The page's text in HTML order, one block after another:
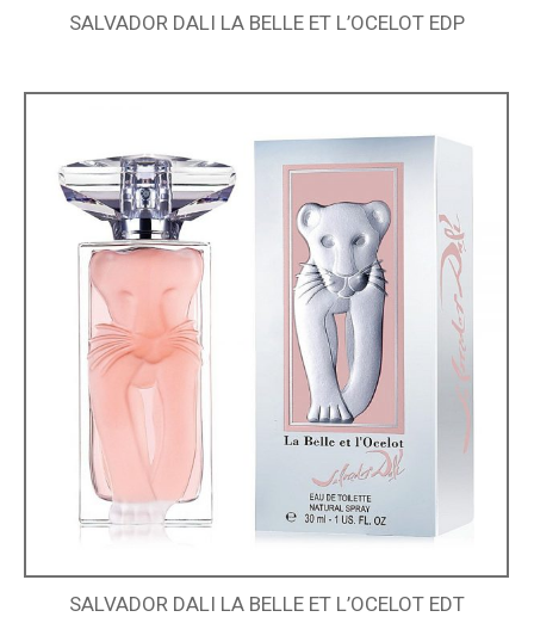
SALVADOR DALI LA BELLE ET L’OCELOT EDP
SALVADOR DALI LA BELLE ET L’OCELOT EDT